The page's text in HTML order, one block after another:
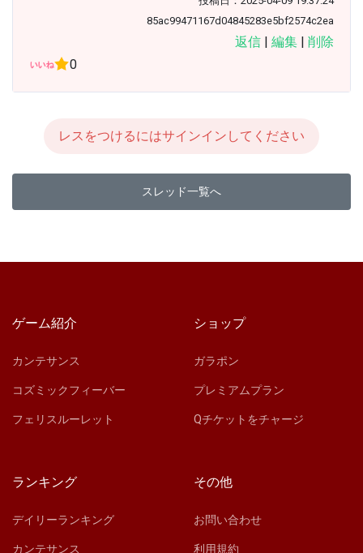
85ac99471167d04845283e5bf2574c2ea
返信 編集
削除
0
レスをつけるにはサインインしてください
スレッド一覧へ
ゲーム紹介
カンテサンス
コズミックフィーバー
フェリスルーレット
ショップ
ガラポン
プレミアムプラン
Qチケットをチャージ
ランキング
デイリーランキング
カンテサンス
その他
お問い合わせ
利用規約